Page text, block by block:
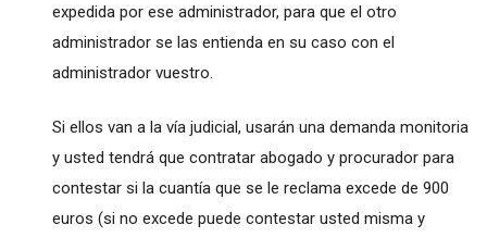
expedida por ese administrador, para que el otro
administrador se las entienda en su caso con el
administrador vuestro.
Si ellos van a la vía judicial, usarán una demanda monitoria
y usted tendrá que contratar abogado y procurador para
contestar si la cuantía que se le reclama excede de 900
euros (si no excede puede contestar usted misma y